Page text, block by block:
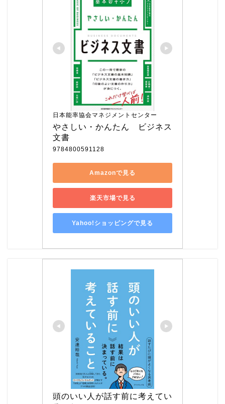
日本能率協会マネジメントセンター
やさしい・かんたん　ビジネス
文書
9784800591128
Amazonで見る
楽天市場で見る
Yahoo!ショッピングで見る
頭のいい人が話す前に考えてい